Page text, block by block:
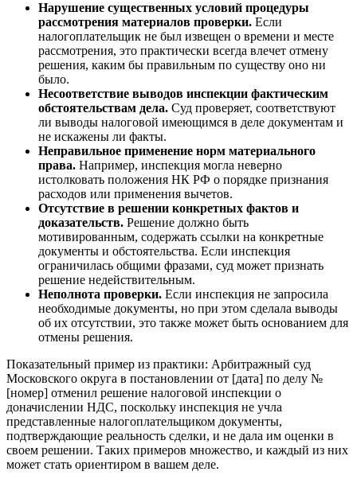
Нарушение существенных условий процедуры
рассмотрения материалов проверки. Если
налогоплательщик не был извещен о времени и месте
рассмотрения, это практически всегда влечет отмену
решения, каким бы правильным по существу оно ни
было.
Несоответствие выводов инспекции фактическим
обстоятельствам дела. Суд проверяет, соответствуют
ли выводы налоговой имеющимся в деле документам и
не искажены ли факты.
Неправильное применение норм материального
права. Например, инспекция могла неверно
истолковать положения НК РФ о порядке признания
расходов или применения вычетов.
Отсутствие в решении конкретных фактов и
доказательств. Решение должно быть
мотивированным, содержать ссылки на конкретные
документы и обстоятельства. Если инспекция
ограничилась общими фразами, суд может признать
решение недействительным.
Неполнота проверки. Если инспекция не запросила
необходимые документы, но при этом сделала выводы
об их отсутствии, это также может быть основанием для
отмены решения.
Показательный пример из практики: Арбитражный суд
Московского округа в постановлении от [дата] по делу №
[номер] отменил решение налоговой инспекции о
доначислении НДС, поскольку инспекция не учла
представленные налогоплательщиком документы,
подтверждающие реальность сделки, и не дала им оценки в
своем решении. Таких примеров множество, и каждый из них
может стать ориентиром в вашем деле.